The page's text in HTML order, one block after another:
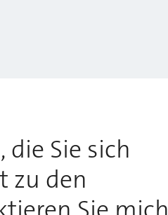
Sie sich
zu den